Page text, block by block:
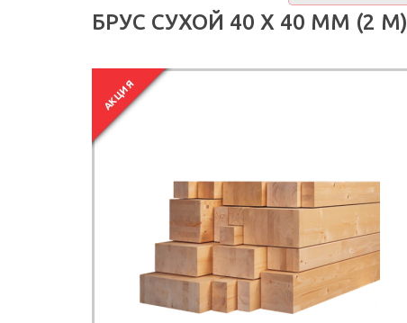
БРУС СУХОЙ 40 Х 40 ММ (2 М)
АКЦИЯ